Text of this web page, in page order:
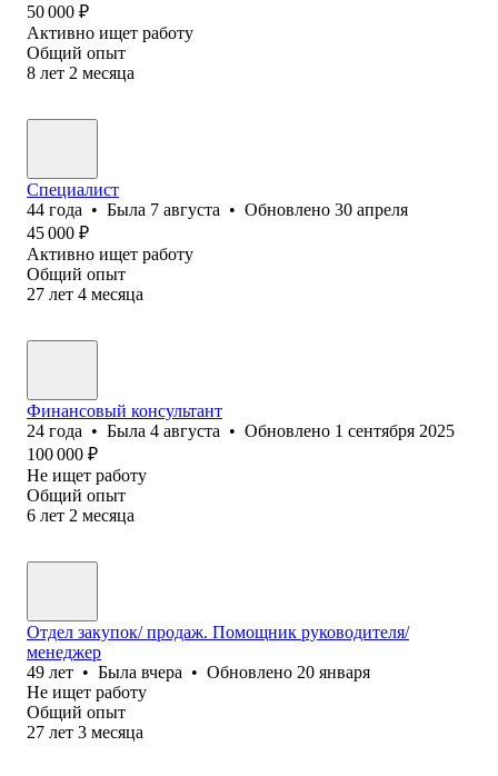
50 000 ₽
Активно ищет работу
Общий опыт
8 лет 2 месяца
Специалист
44 года • Была 7 августа • Обновлено 30 апреля
45 000 ₽
Активно ищет работу
Общий опыт
27 лет 4 месяца
Финансовый консультант
24 года • Была 4 августа • Обновлено 1 сентября 2025
100 000 ₽
Не ищет работу
Общий опыт
6 лет 2 месяца
Отдел закупок/ продаж. Помощник руководителя/
менеджер
49 лет • Была вчера • Обновлено 20 января
Не ищет работу
Общий опыт
27 лет 3 месяца